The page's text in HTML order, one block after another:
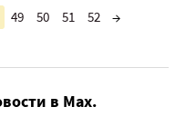
49 50 51 52 →
в Max.